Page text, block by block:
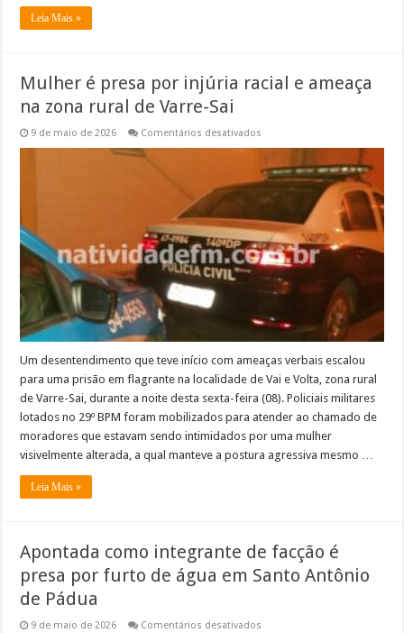
Leia Mais »
Mulher é presa por injúria racial e ameaça
na zona rural de Varre-Sai
9 de maio de 2026 Comentários desativados
presa
por
injúria
racial
ameaça
na
zona
rural
de
Varre-
Sai
Um desentendimento que teve início com ameaças verbais escalou
para uma prisão em flagrante na localidade de Vai e Volta, zona rural
de Varre-Sai, durante a noite desta sexta-feira (08). Policiais militares
lotados no 29º BPM foram mobilizados para atender ao chamado de
moradores que estavam sendo intimidados por uma mulher
visivelmente alterada, a qual manteve a postura agressiva mesmo …
Leia Mais »
Apontada como integrante de facção é
presa por furto de água em Santo Antônio
de Pádua
9 de maio de 2026 Comentários desativados